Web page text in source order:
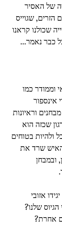
של האסיר
הזרים, שגוייס
שכולנו קראנו
כבר נאמר...
וממודר כמו
אינספור
וראיונות
שכזה הוא
ולהיות בטוחים
שרד את
ובמבחן
אזובי
שלנו?
אחרת?